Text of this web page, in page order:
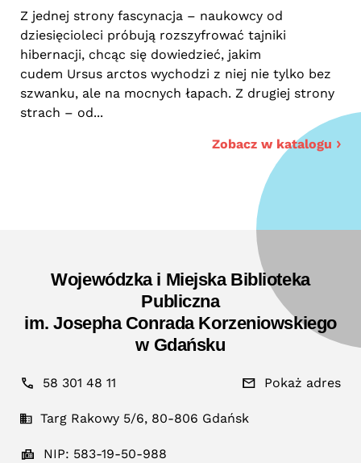
Z jednej strony fascynacja – naukowcy od
dziesięcioleci próbują rozszyfrować tajniki
hibernacji, chcąc się dowiedzieć, jakim
cudem Ursus arctos wychodzi z niej nie tylko bez
szwanku, ale na mocnych łapach. Z drugiej strony
strach – od...
Zobacz w katalogu
Wojewódzka i Miejska Biblioteka
Publiczna
im. Josepha Conrada Korzeniowskiego
w Gdańsku
58 301 48 11 Pokaż adres
Targ Rakowy 5/6, 80-806 Gdańsk
NIP: 583-19-50-988